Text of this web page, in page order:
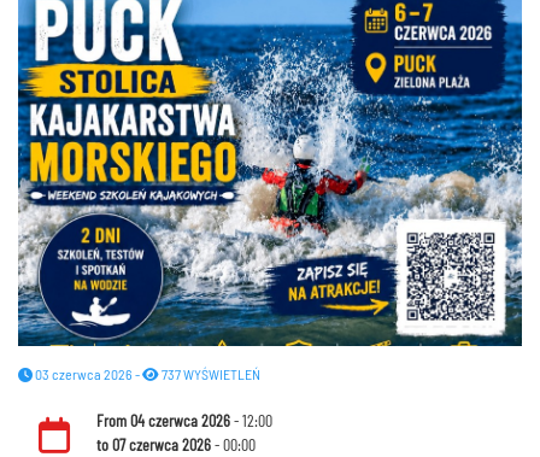
03 czerwca 2026 - 737 WYŚWIETLEŃ
From04 czerwca 2026- 12:00
to07 czerwca 2026- 00:00